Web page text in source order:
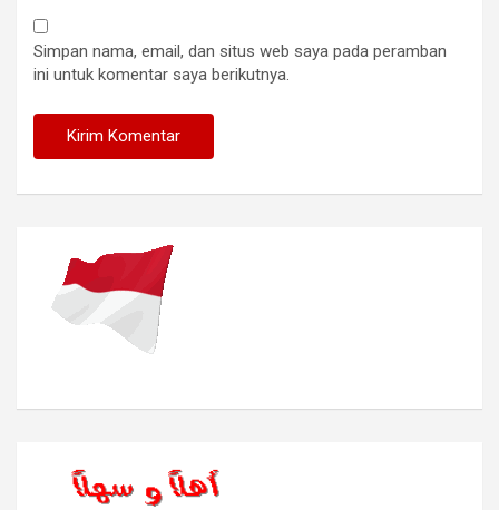
Simpan nama, email, dan situs web saya pada peramban
ini untuk komentar saya berikutnya.